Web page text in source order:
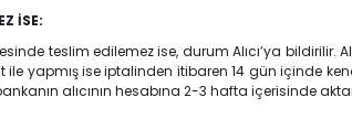
İSE:
teslim edilemez ise, durum Alıcı’ya
yapmış ise iptalinden itibaren 14 gün içinde
alıcının hesabına 2-3 hafta içerisinde